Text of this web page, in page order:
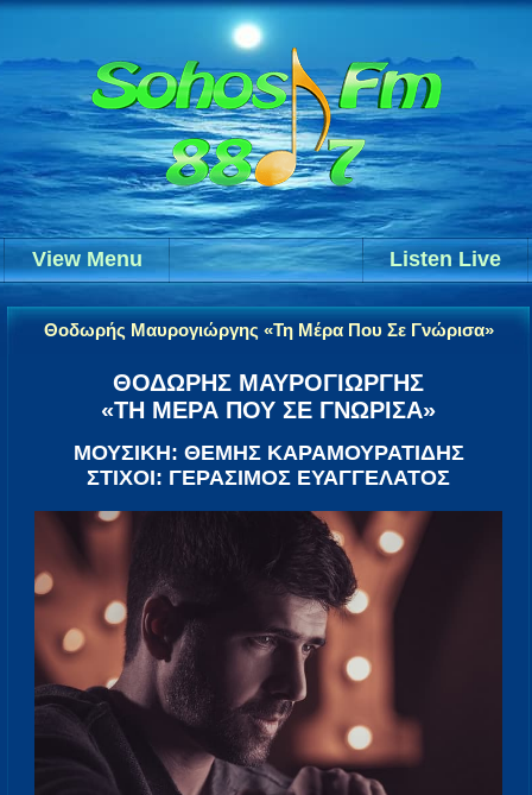
Listen Live
View Menu
Θοδωρής Μαυρογιώργης «Τη Μέρα Που Σε Γνώρισα»
ΘΟΔΩΡΗΣ ΜΑΥΡΟΓΙΩΡΓΗΣ
«ΤΗ ΜΕΡΑ ΠΟΥ ΣΕ ΓΝΩΡΙΣΑ»
ΜΟΥΣΙΚΗ: ΘΕΜΗΣ ΚΑΡΑΜΟΥΡΑΤΙΔΗΣ
ΣΤΙΧΟΙ: ΓΕΡΑΣΙΜΟΣ ΕΥΑΓΓΕΛΑΤΟΣ